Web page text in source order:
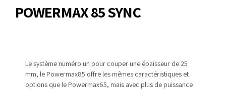
POWERMAX 85 SYNC
Le système numéro un pour couper une épaisseur de 25
mm, le Powermax85 offre les mêmes caractéristiques et
options que le Powermax65, mais avec plus de puissance